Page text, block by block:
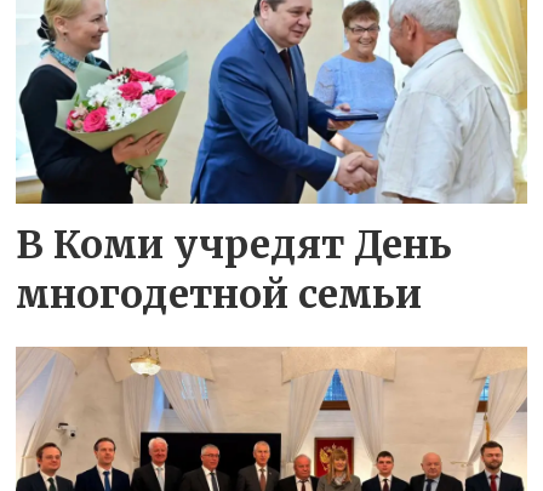
В Коми учредят День
многодетной семьи